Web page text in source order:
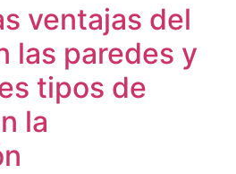
ventajas del
las paredes y
tipos de
la